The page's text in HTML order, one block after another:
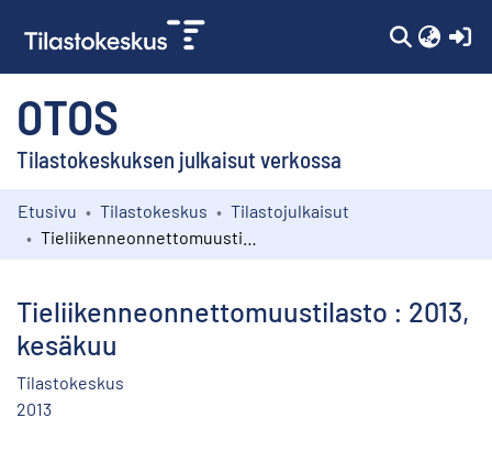
OTOS
Tilastokeskuksen julkaisut verkossa
Kokoelmat
Etusivu Tilastokeskus
Tilastojulkaisut
Tieliikenneonnettomuustilasto : 2013,
kesäkuu
Tilastokeskus
2013